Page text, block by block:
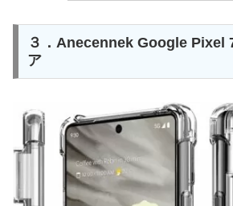
３．Anecennek Google Pixel
ア